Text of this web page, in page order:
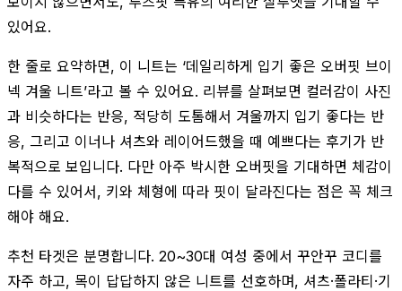
있어요.
한 줄로 요약하면, 이 니트는 ‘데일리하게 입기 좋은 오버핏 브이
넥 겨울 니트’라고 볼 수 있어요. 리뷰를 살펴보면 컬러감이 사진
과 비슷하다는 반응, 적당히 도톰해서 겨울까지 입기 좋다는 반
응, 그리고 이너나 셔츠와 레이어드했을 때 예쁘다는 후기가 반
복적으로 보입니다. 다만 아주 박시한 오버핏을 기대하면 체감이
다를 수 있어서, 키와 체형에 따라 핏이 달라진다는 점은 꼭 체크
해야 해요.
추천 타겟은 분명합니다. 20~30대 여성 중에서 꾸안꾸 코디를
자주 하고, 목이 답답하지 않은 니트를 선호하며, 셔츠·폴라티·기